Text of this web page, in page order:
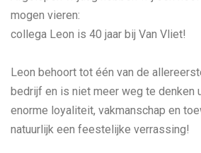
mogen vieren:
collega Leon is 40 jaar bij Van Vliet!
Leon behoort tot één van de
bedrijf en is niet meer weg te denken
enorme loyaliteit, vakmanschap en
natuurlijk een feestelijke verrassing!